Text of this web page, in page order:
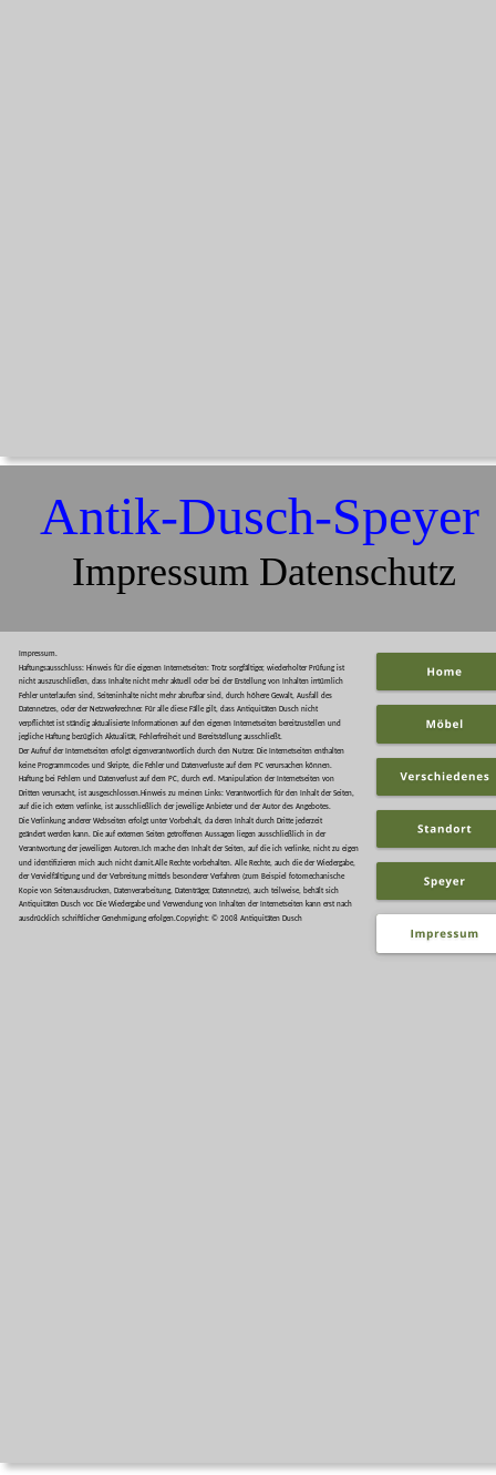
Antik-Dusch-Speyer
Impressum Datenschutz
Impressum.
Haftungsausschluss: Hinweis für die eigenen Internetseiten: Trotz sorgfältiger, wiederholter Prüfung ist
nicht auszuschließen, dass Inhalte nicht mehr aktuell oder bei der Erstellung von Inhalten irrtümlich
Fehler unterlaufen sind, Seiteninhalte nicht mehr abrufbar sind, durch höhere Gewalt, Ausfall des
Datennetzes, oder der Netzwerkrechner. Für alle diese Fälle gilt, dass Antiquitäten Dusch nicht
verpflichtet ist ständig aktualisierte Informationen auf den eigenen Internetseiten bereitzustellen und
jegliche Haftung bezüglich Aktualität, Fehlerfreiheit und Bereitstellung ausschließt.
Der Aufruf der Internetseiten erfolgt eigenverantwortlich durch den Nutzer. Die Internetseiten enthalten
keine Programmcodes und Skripte, die Fehler und Datenverluste auf dem PC verursachen können.
Haftung bei Fehlern und Datenverlust auf dem PC, durch evtl. Manipulation der Internetseiten von
Dritten verursacht, ist ausgeschlossen.Hinweis zu meinen Links: Verantwortlich für den Inhalt der Seiten,
auf die ich extern verlinke, ist ausschließlich der jeweilige Anbieter und der Autor des Angebotes.
Die Verlinkung anderer Webseiten erfolgt unter Vorbehalt, da deren Inhalt durch Dritte jederzeit
geändert werden kann. Die auf externen Seiten getroffenen Aussagen liegen ausschließlich in der
Verantwortung der jeweiligen Autoren.Ich mache den Inhalt der Seiten, auf die ich verlinke, nicht zu eigen
und identifizieren mich auch nicht damit.Alle Rechte vorbehalten. Alle Rechte, auch die der Wiedergabe,
der Vervielfältigung und der Verbreitung mittels besonderer Verfahren (zum Beispiel fotomechanische
Kopie von Seitenausdrucken, Datenverarbeitung, Datenträger, Datennetze), auch teilweise, behält sich
Antiquitäten Dusch vor. Die Wiedergabe und Verwendung von Inhalten der Internetseiten kann erst nach
ausdrücklich schriftlicher Genehmigung erfolgen.Copyright: © 2008 Antiquitäten Dusch